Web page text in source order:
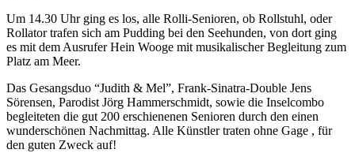
Um 14.30 Uhr ging es los, alle Rolli-Senioren, ob Rollstuhl, oder
Rollator trafen sich am Pudding bei den Seehunden, von dort ging
es mit dem Ausrufer Hein Wooge mit musikalischer Begleitung zum
Platz am Meer.
Das Gesangsduo “Judith & Mel”, Frank-Sinatra-Double Jens
Sörensen, Parodist Jörg Hammerschmidt, sowie die Inselcombo
begleiteten die gut 200 erschienenen Senioren durch den einen
wunderschönen Nachmittag. Alle Künstler traten ohne Gage , für
den guten Zweck auf!